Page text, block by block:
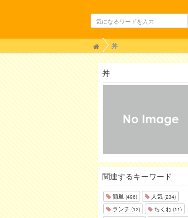
H
o
m
丼
丼
関連するキーワード
簡単 (496) 人気 (234)
ランチ (12) ちくわ (11)